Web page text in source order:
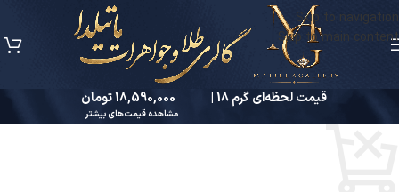
Skip to navigation
Skip to main content
قیمت لحظه‌ای گرم 18 | 18,590,000 تومان
مشاهده قیمت‌های بیشتر